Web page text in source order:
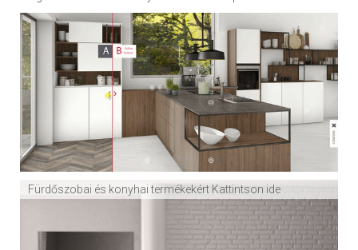
Fürdőszobai és konyhai termékekért Kattintson ide